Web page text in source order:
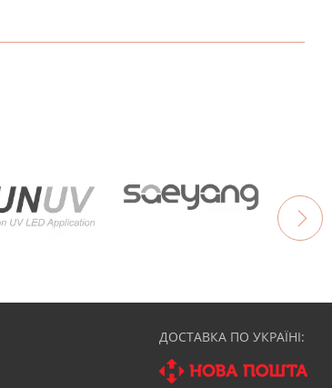
ДОСТАВКА ПО УКРАЇНІ: